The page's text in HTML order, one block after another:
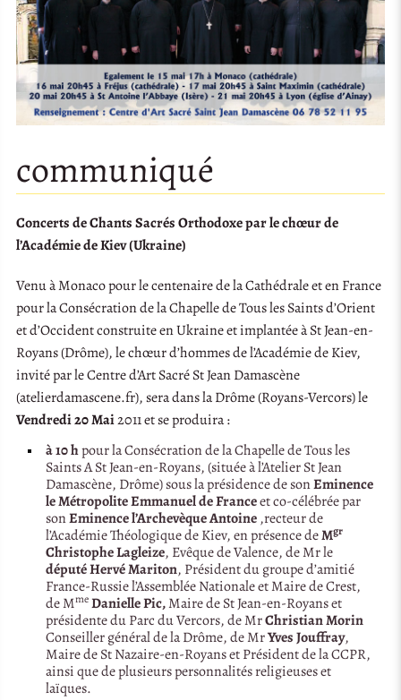
communiqué
Concerts de Chants Sacrés Orthodoxe par le chœur de
l’Académie de Kiev (Ukraine)
Venu à Monaco pour le centenaire de la Cathédrale et en France
pour la Consécration de la Chapelle de Tous les Saints d’Orient
et d’Occident construite en Ukraine et implantée à St Jean-en-
Royans (Drôme), le chœur d’hommes de l’Académie de Kiev,
invité par le Centre d’Art Sacré St Jean Damascène
(atelierdamascene.fr), sera dans la Drôme (Royans-Vercors) le
Vendredi 20 Mai2011 et se produira :
à 10 hpour la Consécration de la Chapelle de Tous les
Saints A St Jean-en-Royans, (située à l’Atelier St Jean
Damascène, Drôme) sous la présidence de sonEminence
le Métropolite Emmanuel de Franceet co-célébrée par
sonEminence l’Archevèque Antoine ,recteur de
l’Académie Théologique de Kiev, en présence deMgr
Christophe Lagleize, Evêque de Valence, de Mr le
député Hervé Mariton, Président du groupe d’amitié
France-Russie l’Assemblée Nationale et Maire de Crest,
de Mme Danielle Pic,Maire de St Jean-en-Royans et
présidente du Parc du Vercors, de MrChristian Morin
Conseiller général de la Drôme, de MrYves Jouffray,
Maire de St Nazaire-en-Royans et Président de la CCPR,
ainsi que de plusieurs personnalités religieuses et
laïques.